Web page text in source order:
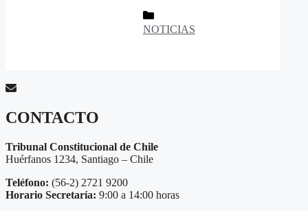
Categorías
NOTICIAS
CONTACTO
Tribunal Constitucional de Chile
Huérfanos 1234, Santiago – Chile
Teléfono: (56-2) 2721 9200
Horario Secretaría: 9:00 a 14:00 horas